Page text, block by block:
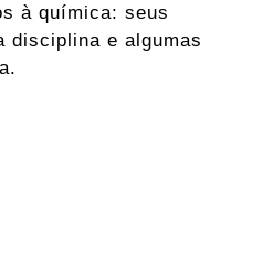
à química: seus
disciplina e algumas